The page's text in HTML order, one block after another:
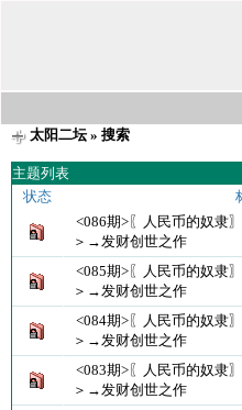
太阳二坛» 搜索
主题列表
状态
<086期>〖人民币的奴
＞→发财创世之作
<085期>〖人民币的奴
＞→发财创世之作
<084期>〖人民币的奴
＞→发财创世之作
<083期>〖人民币的奴
＞→发财创世之作